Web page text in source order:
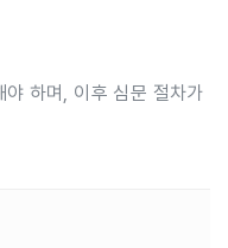
하며, 이후 심문 절차가